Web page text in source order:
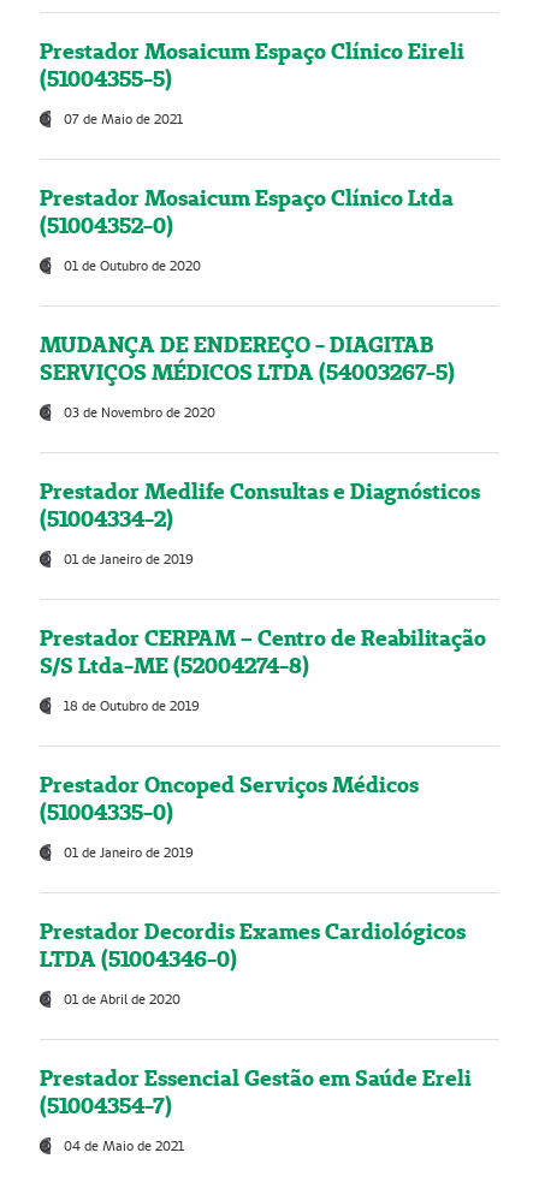
Prestador Mosaicum Espaço Clínico Eireli
(51004355-5)
07 de Maio de 2021
Prestador Mosaicum Espaço Clínico Ltda
(51004352-0)
01 de Outubro de 2020
MUDANÇA DE ENDEREÇO - DIAGITAB
SERVIÇOS MÉDICOS LTDA (54003267-5)
03 de Novembro de 2020
Prestador Medlife Consultas e Diagnósticos
(51004334-2)
01 de Janeiro de 2019
Prestador CERPAM – Centro de Reabilitação
S/S Ltda-ME (52004274-8)
18 de Outubro de 2019
Prestador Oncoped Serviços Médicos
(51004335-0)
01 de Janeiro de 2019
Prestador Decordis Exames Cardiológicos
LTDA (51004346-0)
01 de Abril de 2020
Prestador Essencial Gestão em Saúde Ereli
(51004354-7)
04 de Maio de 2021